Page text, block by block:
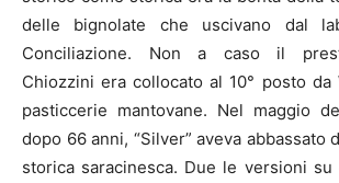
delle bignolate che uscivano dal
Conciliazione. Non a caso il
Chiozzini era collocato al 10° posto
pasticcerie mantovane. Nel maggio
dopo 66 anni, “Silver” aveva abbassato
storica saracinesca. Due le versioni su